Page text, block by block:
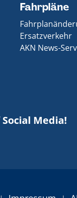
Fahrpläne
Ersatzverkehr
AKN News-
Media!